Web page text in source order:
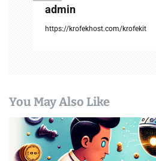
admin
https://krofekhost.com/krofekit
You May Also Like